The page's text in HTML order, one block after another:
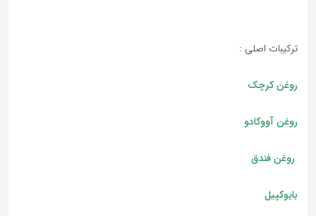
ترکیبات اصلی :
روغن کرچک
روغن آووکادو
روغن فندق
بایوکپیل